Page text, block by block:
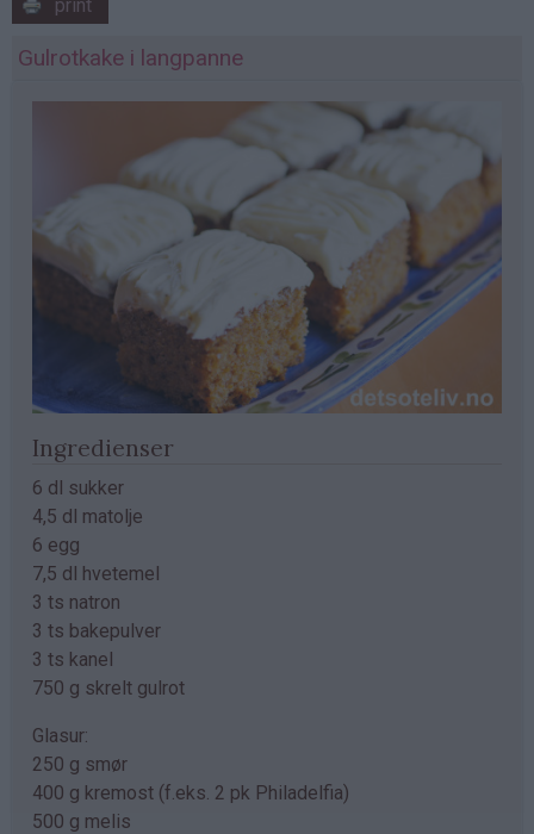
print
Gulrotkake i langpanne
Ingredienser
6 dl sukker
4,5 dl matolje
6 egg
7,5 dl hvetemel
3 ts natron
3 ts bakepulver
3 ts kanel
750 g skrelt gulrot
Glasur:
250 g smør
400 g kremost (f.eks. 2 pk Philadelfia)
500 g melis